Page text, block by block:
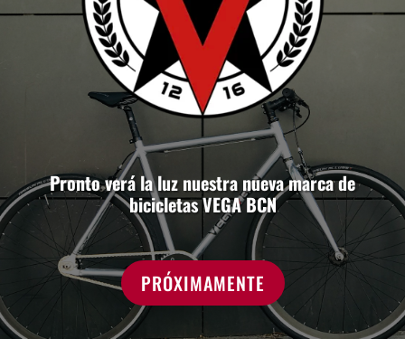
Pronto verá la luz nuestra nueva marca de
bicicletas VEGA BCN
PRÓXIMAMENTE